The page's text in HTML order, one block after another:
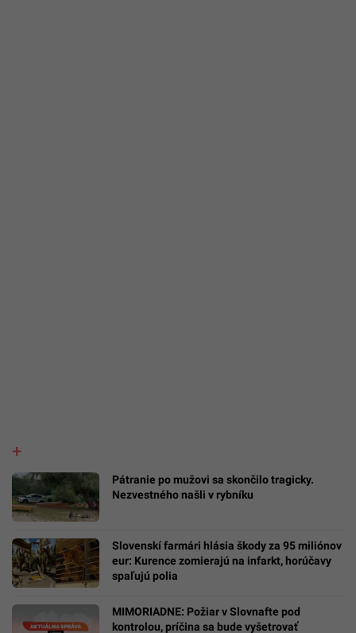
Pátranie po mužovi sa skončilo tragicky.
Nezvestného našli v rybníku
Slovenskí farmári hlásia škody za 95 miliónov
eur: Kurence zomierajú na infarkt, horúčavy
spaľujú polia
MIMORIADNE: Požiar v Slovnafte pod
kontrolou, príčina sa bude vyšetrovať